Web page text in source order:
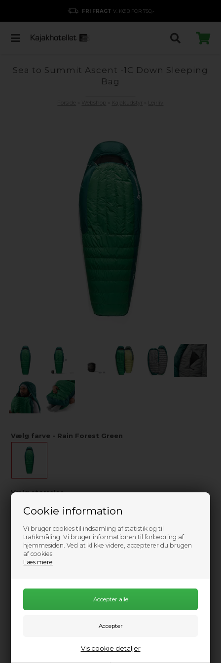
Cookie information
Vi bruger cookies til indsamling af statistik og til
trafikmåling. Vi bruger informationen til forbedring af
hjemmesiden. Ved at klikke videre, accepterer du brugen
af cookies.
Læs mere
Vis cookie detaljer
FRI FRAGT V. KØB FOR 750,-
Sea to Summit Ascent -1C Down Sleeping
Bag
Vælg farve - Rain Forest Green
Vælg størrelse
Regular
Ikke på lager
Send mail når varen kommer på lager igen
3.599,00
Sea to Summit Ascent -1C Down Sleeping Bag (Regular) er din